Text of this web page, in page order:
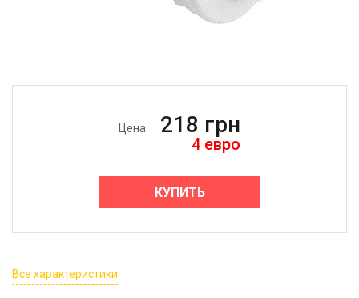
Цена 218 грн
4 евро
КУПИТЬ
Все характеристики